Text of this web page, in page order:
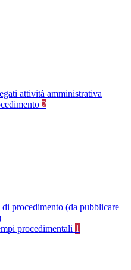
attività amministrativa
2
procedimento (da pubblicare
procedimentali 1